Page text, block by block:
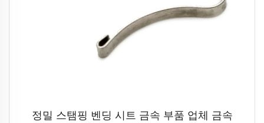
정밀 스탬핑 벤딩 시트 금속 부품 업체 금속